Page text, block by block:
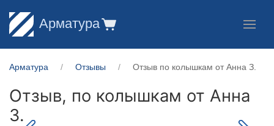
Арматура
Арматура Отзывы Отзыв по колышкам от Анна З.
Отзыв, по колышкам от Анна
З.